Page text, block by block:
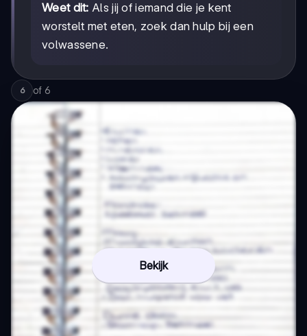
Weet dit: Als jij of iemand die je kent
worstelt met eten, zoek dan hulp bij een
volwassene.
6 of 6
Bekijk